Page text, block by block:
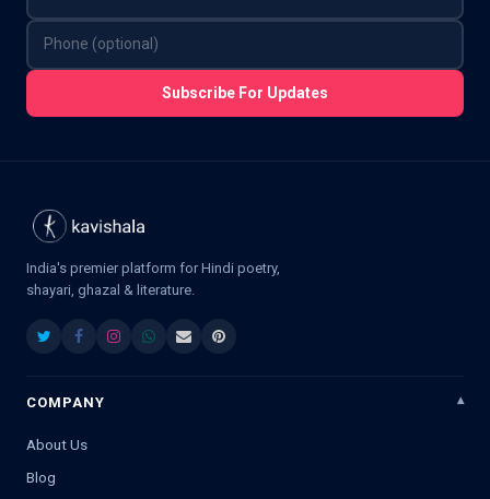
Subscribe For Updates
India's premier platform for Hindi poetry,
shayari, ghazal & literature.
COMPANY
About Us
Blog